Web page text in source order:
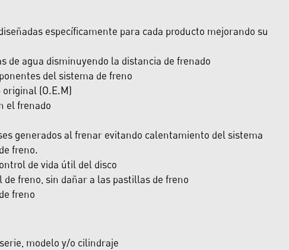
específicamente para cada producto mejorando su
de agua disminuyendo la distancia de frenado
del sistema de freno
(O.E.M)
el frenado
generados al frenar evitando calentamiento del sistema
freno.
de vida útil del disco
freno, sin dañar a las pastillas de freno
freno
modelo y/o cilindraje